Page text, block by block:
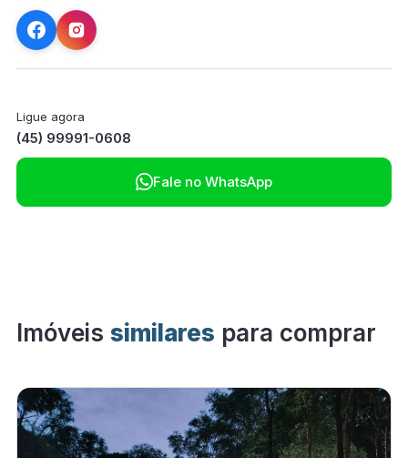
Ligue agora
(45) 99991-0608
Fale no WhatsApp
Imóveis similares para comprar